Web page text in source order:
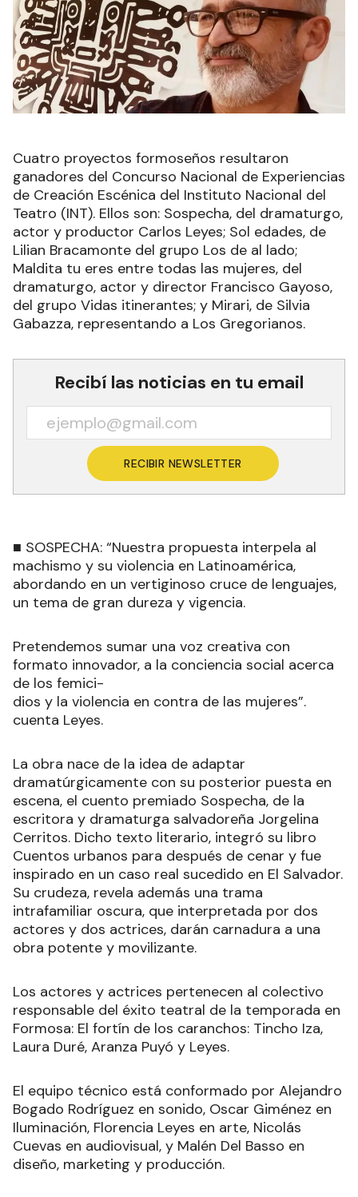
Cuatro proyectos formoseños resultaron
ganadores del Concurso Nacional de Experiencias
de Creación Escénica del Instituto Nacional del
Teatro (INT). Ellos son: Sospecha, del dramaturgo,
actor y productor Carlos Leyes; Sol edades, de
Lilian Bracamonte del grupo Los de al lado;
Maldita tu eres entre todas las mujeres, del
dramaturgo, actor y director Francisco Gayoso,
del grupo Vidas itinerantes; y Mirari, de Silvia
Gabazza, representando a Los Gregorianos.
Recibí las noticias en tu email
RECIBIR NEWSLETTER
■ SOSPECHA: “Nuestra propuesta interpela al
machismo y su violencia en Latinoamérica,
abordando en un vertiginoso cruce de lenguajes,
un tema de gran dureza y vigencia.
Pretendemos sumar una voz creativa con
formato innovador, a la conciencia social acerca
de los femici-
dios y la violencia en contra de las mujeres”.
cuenta Leyes.
La obra nace de la idea de adaptar
dramatúrgicamente con su posterior puesta en
escena, el cuento premiado Sospecha, de la
escritora y dramaturga salvadoreña Jorgelina
Cerritos. Dicho texto literario, integró su libro
Cuentos urbanos para después de cenar y fue
inspirado en un caso real sucedido en El Salvador.
Su crudeza, revela además una trama
intrafamiliar oscura, que interpretada por dos
actores y dos actrices, darán carnadura a una
obra potente y movilizante.
Los actores y actrices pertenecen al colectivo
responsable del éxito teatral de la temporada en
Formosa: El fortín de los caranchos: Tincho Iza,
Laura Duré, Aranza Puyó y Leyes.
El equipo técnico está conformado por Alejandro
Bogado Rodríguez en sonido, Oscar Giménez en
Iluminación, Florencia Leyes en arte, Nicolás
Cuevas en audiovisual, y Malén Del Basso en
diseño, marketing y producción.